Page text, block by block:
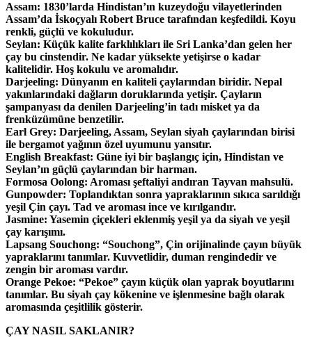
Assam: 1830’larda Hindistan’ın kuzeydoğu vilayetlerinden
Assam’da İskoçyalı Robert Bruce tarafından keşfedildi. Koyu
renkli, güçlü ve kokuludur.
Seylan: Küçük kalite farklılıkları ile Sri Lanka’dan gelen her
çay bu cinstendir. Ne kadar yüksekte yetişirse o kadar
kalitelidir. Hoş kokulu ve aromalıdır.
Darjeeling: Dünyanın en kaliteli çaylarından biridir. Nepal
yakınlarındaki dağların doruklarında yetişir. Çayların
şampanyası da denilen Darjeeling’in tadı misket ya da
frenküzümüne benzetilir.
Earl Grey: Darjeeling, Assam, Seylan siyah çaylarından birisi
ile bergamot yağının özel uyumunu yansıtır.
English Breakfast: Güne iyi bir başlangıç için, Hindistan ve
Seylan’ın güçlü çaylarından bir harman.
Formosa Oolong: Aroması şeftaliyi andıran Tayvan mahsulü.
Gunpowder: Toplandıktan sonra yapraklarının sıkıca sarıldığı
yeşil Çin çayı. Tad ve aroması ince ve kırılgandır.
Jasmine: Yasemin çiçekleri eklenmiş yeşil ya da siyah ve yeşil
çay karışımı.
Lapsang Souchong: “Souchong”, Çin orijinalinde çayın büyük
yapraklarını tanımlar. Kuvvetlidir, duman rengindedir ve
zengin bir aroması vardır.
Orange Pekoe: “Pekoe” çayın küçük olan yaprak boyutlarını
tanımlar. Bu siyah çay kökenine ve işlenmesine bağlı olarak
aromasında çeşitlilik gösterir.
ÇAY NASIL SAKLANIR?